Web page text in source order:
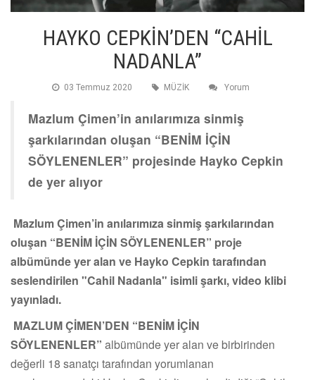
HAYKO CEPKİN’DEN “CAHİL
NADANLA”
03 Temmuz 2020 MÜZİK Yorum
Mazlum Çimen’in anılarımıza sinmiş
şarkılarından oluşan “BENİM İÇİN
SÖYLENENLER” projesinde Hayko Cepkin
de yer alıyor
Mazlum Çimen’in anılarımıza sinmiş şarkılarından
oluşan “BENİM İÇİN SÖYLENENLER” proje
albümünde yer alan ve Hayko Cepkin tarafından
seslendirilen "Cahil Nadanla" isimli şarkı, video klibi
yayınladı.
MAZLUM ÇİMEN’DEN “BENİM İÇİN
SÖYLENENLER” albümünde yer alan ve birbirinden
değerli 18 sanatçı tarafından yorumlanan